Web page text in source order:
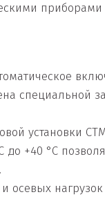
специальной
установки
+40 °С